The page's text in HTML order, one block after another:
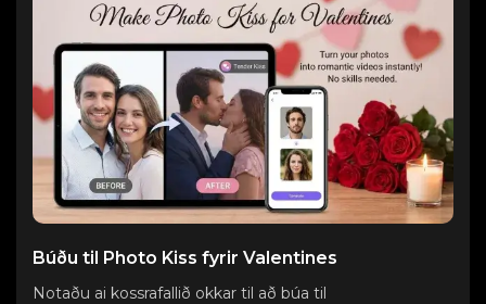
Búðu til Photo Kiss fyrir Valentines
Notaðu ai kossrafallið okkar til að búa til